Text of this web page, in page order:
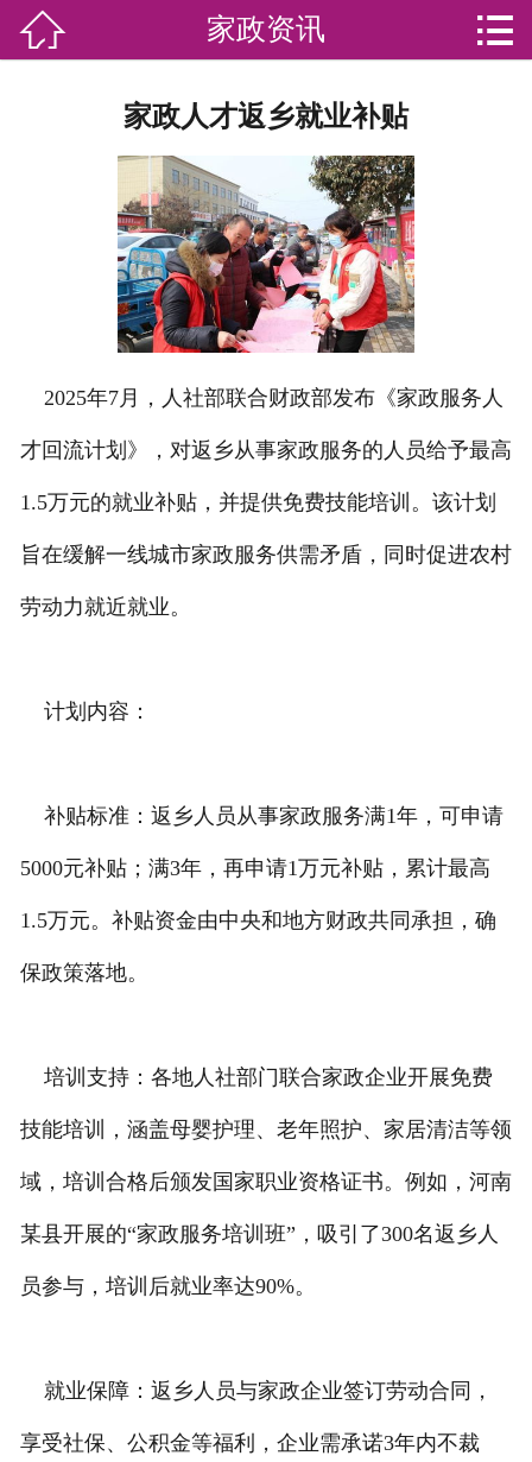
加盟苏家联
荣誉资质
家政资讯
你问我答
关于我们
联系我们
 家政资讯 
家政人才返乡就业补贴
2025年7月，人社部联合财政部发布《家政服务人
才回流计划》，对返乡从事家政服务的人员给予最高
1.5万元的就业补贴，并提供免费技能培训。该计划
旨在缓解一线城市家政服务供需矛盾，同时促进农村
劳动力就近就业。
计划内容：
补贴标准：返乡人员从事家政服务满1年，可申请
5000元补贴；满3年，再申请1万元补贴，累计最高
1.5万元。补贴资金由中央和地方财政共同承担，确
保政策落地。
培训支持：各地人社部门联合家政企业开展免费
技能培训，涵盖母婴护理、老年照护、家居清洁等领
域，培训合格后颁发国家职业资格证书。例如，河南
某县开展的“家政服务培训班”，吸引了300名返乡人
员参与，培训后就业率达90%。
就业保障：返乡人员与家政企业签订劳动合同，
享受社保、公积金等福利，企业需承诺3年内不裁